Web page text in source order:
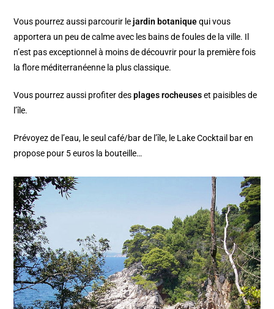
Vous pourrez aussi parcourir lejardin botaniquequi vous
apportera un peu de calme avec les bains de foules de la ville. Il
n’est pas exceptionnel à moins de découvrir pour la première fois
la flore méditerranéenne la plus classique.
Vous pourrez aussi profiter desplages rocheuseset paisibles de
l’île.
Prévoyez de l’eau, le seul café/bar de l’île, le Lake Cocktail bar en
propose pour 5 euros la bouteille…